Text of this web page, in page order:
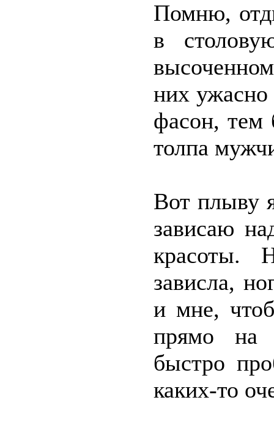
Помню,
в
них ужасно
фасон, тем
толпа
Вот плыву
зависаю
красоты.
зависла,
и мне,
прямо на
быстро
каких-то